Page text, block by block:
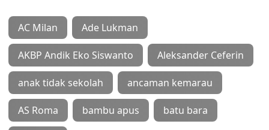
AC Milan Ade Lukman
AKBP Andik Eko Siswanto Aleksander Ceferin
anak tidak sekolah ancaman kemarau
AS Roma bambu apus batu bara